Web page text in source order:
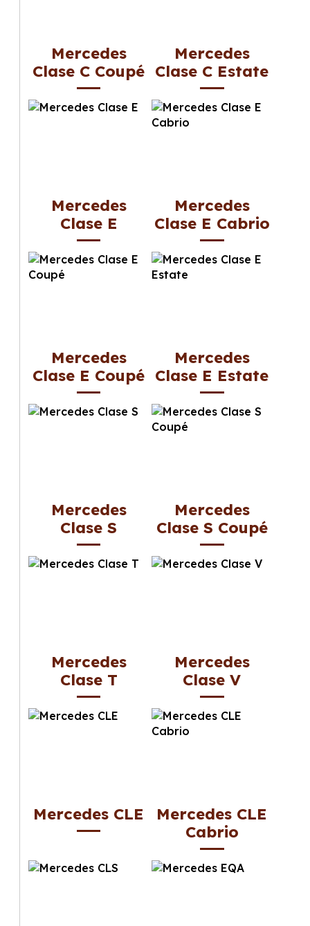
Mercedes
Clase C Coupé
Mercedes
Clase C Estate
Mercedes
Clase E
Mercedes
Clase E Cabrio
Mercedes
Clase E Coupé
Mercedes
Clase E Estate
Mercedes
Clase S
Mercedes
Clase S Coupé
Mercedes
Clase T
Mercedes
Clase V
Mercedes CLE
Mercedes CLE
Cabrio